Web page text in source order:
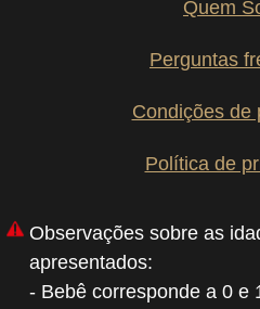
Quem
Perguntas
Condições de
Política de
Observações sobre as
apresentados:
- Bebê corresponde a 0 e